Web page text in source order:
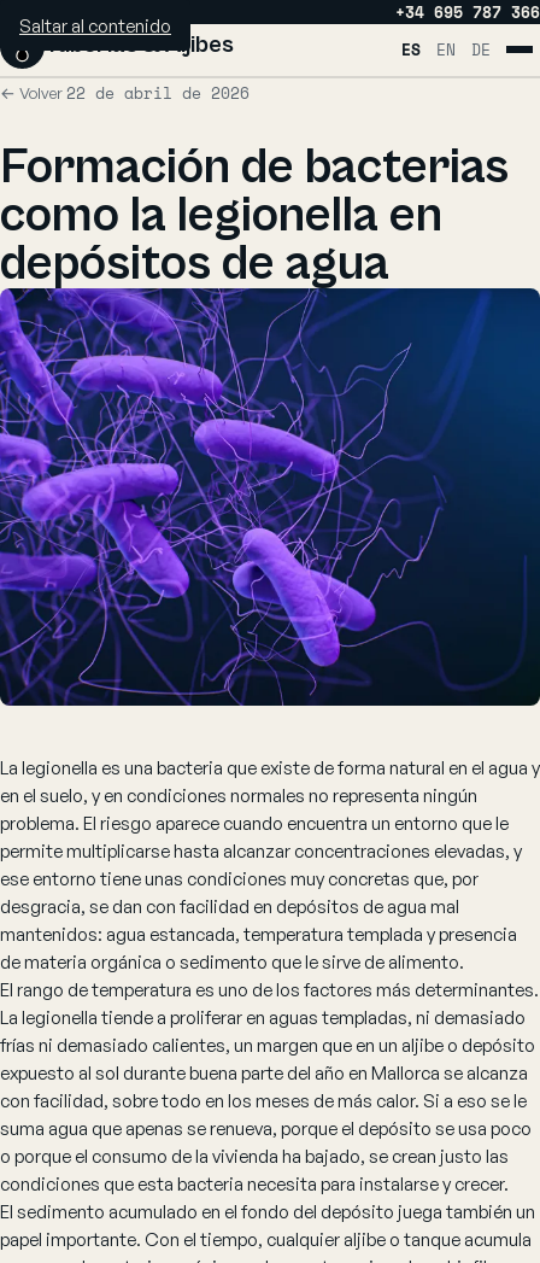
Saltar al contenido
+34 695 787 366
Tuberías&Aljibes ES EN DE
Zonas
Blog
Quiénes somos
Contacto
← Volver22 de abril de 2026
Formación de bacterias
como la legionella en
depósitos de agua
La legionella es una bacteria que existe de forma natural en el agua y
en el suelo, y en condiciones normales no representa ningún
problema. El riesgo aparece cuando encuentra un entorno que le
permite multiplicarse hasta alcanzar concentraciones elevadas, y
ese entorno tiene unas condiciones muy concretas que, por
desgracia, se dan con facilidad en depósitos de agua mal
mantenidos: agua estancada, temperatura templada y presencia
de materia orgánica o sedimento que le sirve de alimento.
El rango de temperatura es uno de los factores más determinantes.
La legionella tiende a proliferar en aguas templadas, ni demasiado
frías ni demasiado calientes, un margen que en un aljibe o depósito
expuesto al sol durante buena parte del año en Mallorca se alcanza
con facilidad, sobre todo en los meses de más calor. Si a eso se le
suma agua que apenas se renueva, porque el depósito se usa poco
o porque el consumo de la vivienda ha bajado, se crean justo las
condiciones que esta bacteria necesita para instalarse y crecer.
El sedimento acumulado en el fondo del depósito juega también un
papel importante. Con el tiempo, cualquier aljibe o tanque acumula